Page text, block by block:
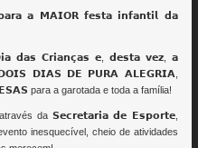
𝗮 𝗠𝗔𝗜𝗢𝗥 𝗳𝗲𝘀𝘁𝗮 𝗶𝗻𝗳𝗮𝗻𝘁𝗶𝗹 𝗱𝗮
𝗱𝗮𝘀 𝗖𝗿𝗶𝗮𝗻𝗰̧𝗮𝘀 𝗲, 𝗱𝗲𝘀𝘁𝗮 𝘃𝗲𝘇, 𝗮
𝗗𝗢𝗜𝗦 𝗗𝗜𝗔𝗦 𝗗𝗘 𝗣𝗨𝗥𝗔 𝗔𝗟𝗘𝗚𝗥𝗜𝗔,
para a garotada e toda a família!
da 𝗦𝗲𝗰𝗿𝗲𝘁𝗮𝗿𝗶𝗮 𝗱𝗲 𝗘𝘀𝗽𝗼𝗿𝘁𝗲,
inesquecível, cheio de atividades